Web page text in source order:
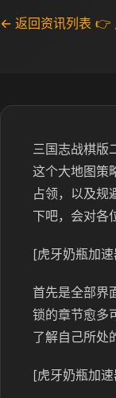
← 返回资讯列表 👉
三国志战棋版
这个大地图策
占领，以及规
下吧，会对各
[虎牙奶瓶加
首先是全部界
锁的章节愈多
了解自己所处
[虎牙奶瓶加